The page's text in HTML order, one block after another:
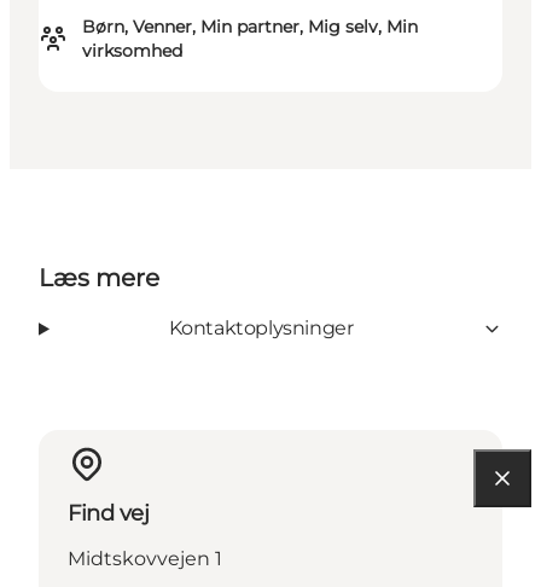
Børn, Venner, Min partner, Mig selv, Min
virksomhed
Læs mere
Kontaktoplysninger
Find vej
Midtskovvejen 1